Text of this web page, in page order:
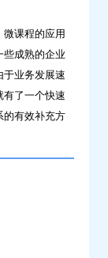
课程的应用
些成熟的企业
于业务发展速
有了一个快速
的有效补充方